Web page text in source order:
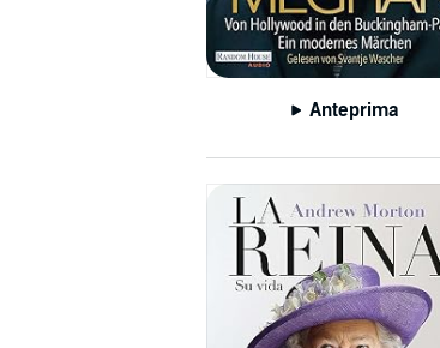
Anteprima